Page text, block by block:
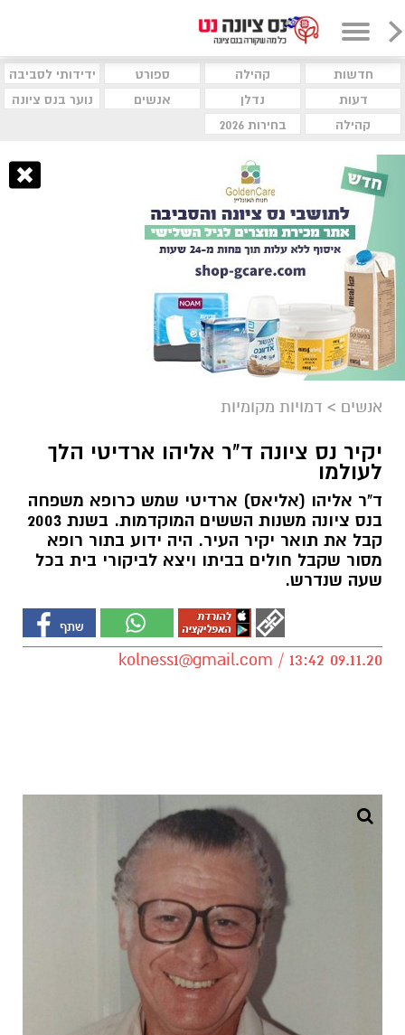
חדשות קהילה ספורט
ידידותי לסביבה
דעות
נדלן אנשים
נוער בנס ציונה
קהילה
בחירות 2026
אנשים > דמויות מקומיות
יקיר נס ציונה ד"ר אליהו ארדיטי הלך
לעולמו
ד"ר אליהו (אליאס) ארדיטי שמש כרופא משפחה
בנס ציונה משנות הששים המוקדמות. בשנת 2003
קבל את תואר יקיר העיר. היה ידוע בתור רופא
מסור שקבל חולים בביתו ויצא לביקורי בית בכל
שעה שנדרש.
kolness1@gmail.com / 13:42 09.11.20